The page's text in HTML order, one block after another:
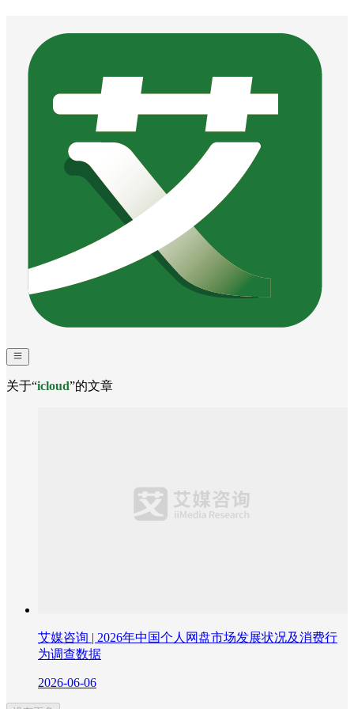
关于“icloud”的文章
艾媒咨询 | 2026年中国个人网盘市场发展状况及消费行
为调查数据
2026-06-06